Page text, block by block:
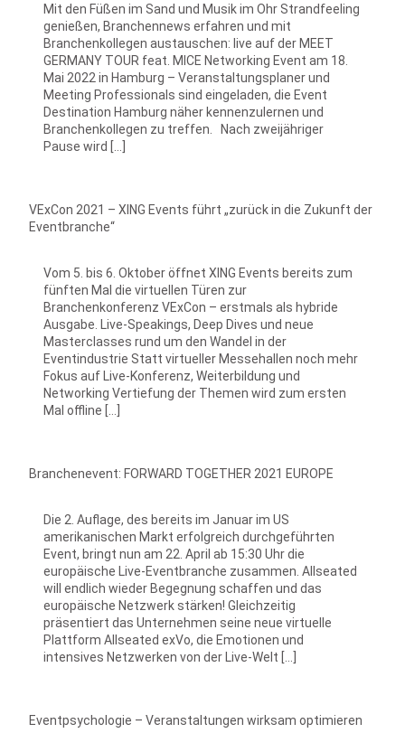
Mit den Füßen im Sand und Musik im Ohr Strandfeeling
genießen, Branchennews erfahren und mit
Branchenkollegen austauschen: live auf der MEET
GERMANY TOUR feat. MICE Networking Event am 18.
Mai 2022 in Hamburg – Veranstaltungsplaner und
Meeting Professionals sind eingeladen, die Event
Destination Hamburg näher kennenzulernen und
Branchenkollegen zu treffen. Nach zweijähriger
Pause wird […]
VExCon 2021 – XING Events führt „zurück in die Zukunft der
Eventbranche“
Vom 5. bis 6. Oktober öffnet XING Events bereits zum
fünften Mal die virtuellen Türen zur
Branchenkonferenz VExCon – erstmals als hybride
Ausgabe. Live-Speakings, Deep Dives und neue
Masterclasses rund um den Wandel in der
Eventindustrie Statt virtueller Messehallen noch mehr
Fokus auf Live-Konferenz, Weiterbildung und
Networking Vertiefung der Themen wird zum ersten
Mal offline […]
Branchenevent: FORWARD TOGETHER 2021 EUROPE
Die 2. Auflage, des bereits im Januar im US
amerikanischen Markt erfolgreich durchgeführten
Event, bringt nun am 22. April ab 15:30 Uhr die
europäische Live-Eventbranche zusammen. Allseated
will endlich wieder Begegnung schaffen und das
europäische Netzwerk stärken! Gleichzeitig
präsentiert das Unternehmen seine neue virtuelle
Plattform Allseated exVo, die Emotionen und
intensives Netzwerken von der Live-Welt […]
Eventpsychologie – Veranstaltungen wirksam optimieren